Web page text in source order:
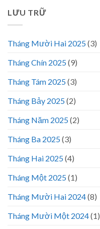
LƯU TRỮ
Tháng Mười Hai 2025(3)
Tháng Chín 2025(9)
Tháng Tám 2025(3)
Tháng Bảy 2025(2)
Tháng Năm 2025(2)
Tháng Ba 2025(3)
Tháng Hai 2025(4)
Tháng Một 2025(1)
Tháng Mười Hai 2024(8)
Tháng Mười Một 2024(1)